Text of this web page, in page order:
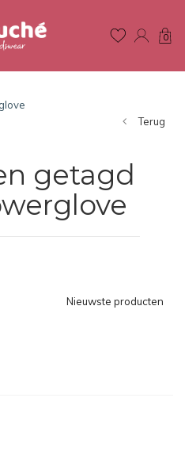
0
Terug
getagd
Nieuwste producten